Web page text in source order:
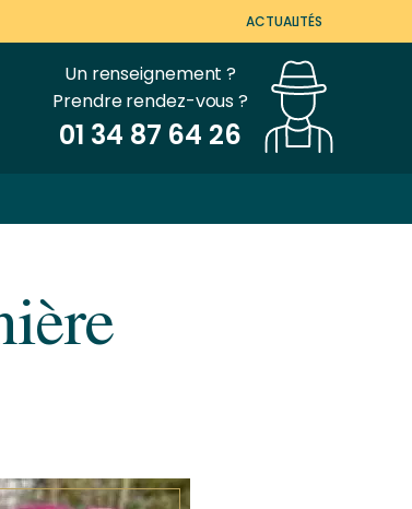
ACTUALITÉS
Un renseignement ?
Prendre rendez-vous ?
01 34 87 64 26